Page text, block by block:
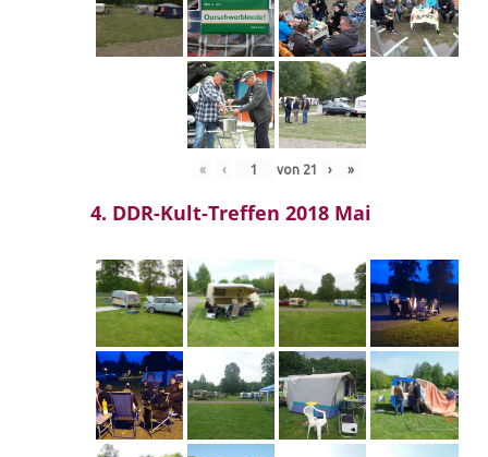
« ‹ von 21 › »
4. DDR-Kult-Treffen 2018 Mai